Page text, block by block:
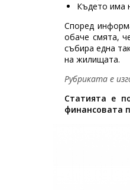
Където има
Според
обаче смята,
събира една
на жилищата.
Рубриката е
Статията е
финансовата